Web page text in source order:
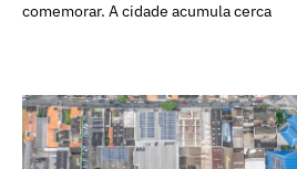
comemorar. A cidade acumula cerca